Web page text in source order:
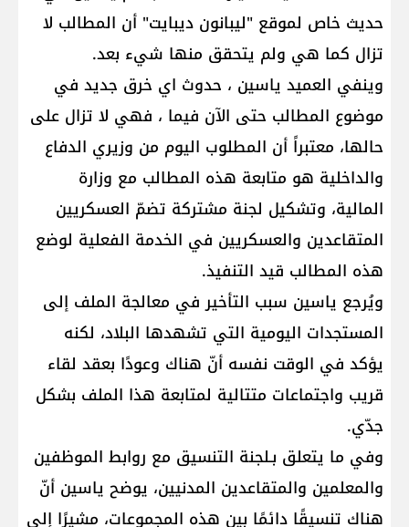
حديث خاص لموقع "ليبانون ديبايت" أن المطالب لا
تزال كما هي ولم يتحقق منها شيء بعد.
وينفي العميد ياسين ، حدوث اي خرق جديد في
موضوع المطالب حتى الآن فيما ، فهي لا تزال على
حالها، معتبراً أن المطلوب اليوم من وزيري الدفاع
والداخلية هو متابعة هذه المطالب مع وزارة
المالية، وتشكيل لجنة مشتركة تضمّ العسكريين
المتقاعدين والعسكريين في الخدمة الفعلية لوضع
هذه المطالب قيد التنفيذ.
ويُرجع ياسين سبب التأخير في معالجة الملف إلى
المستجدات اليومية التي تشهدها البلاد، لكنه
يؤكد في الوقت نفسه أنّ هناك وعودًا بعقد لقاء
قريب واجتماعات متتالية لمتابعة هذا الملف بشكل
جدّي.
وفي ما يتعلق بـلجنة التنسيق مع روابط الموظفين
والمعلمين والمتقاعدين المدنيين، يوضح ياسين أنّ
هناك تنسيقًا دائمًا بين هذه المجموعات، مشيرًا إلى